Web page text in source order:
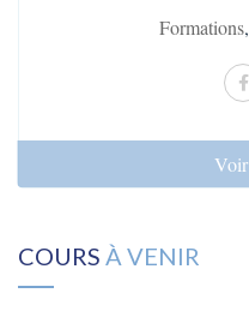
Formations,
COURS À VENIR